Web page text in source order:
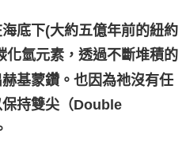
底下(大約五億年前的紐約
化氫元素，透過不斷堆積的
基蒙鑽。也因為祂沒有任
持雙尖（Double